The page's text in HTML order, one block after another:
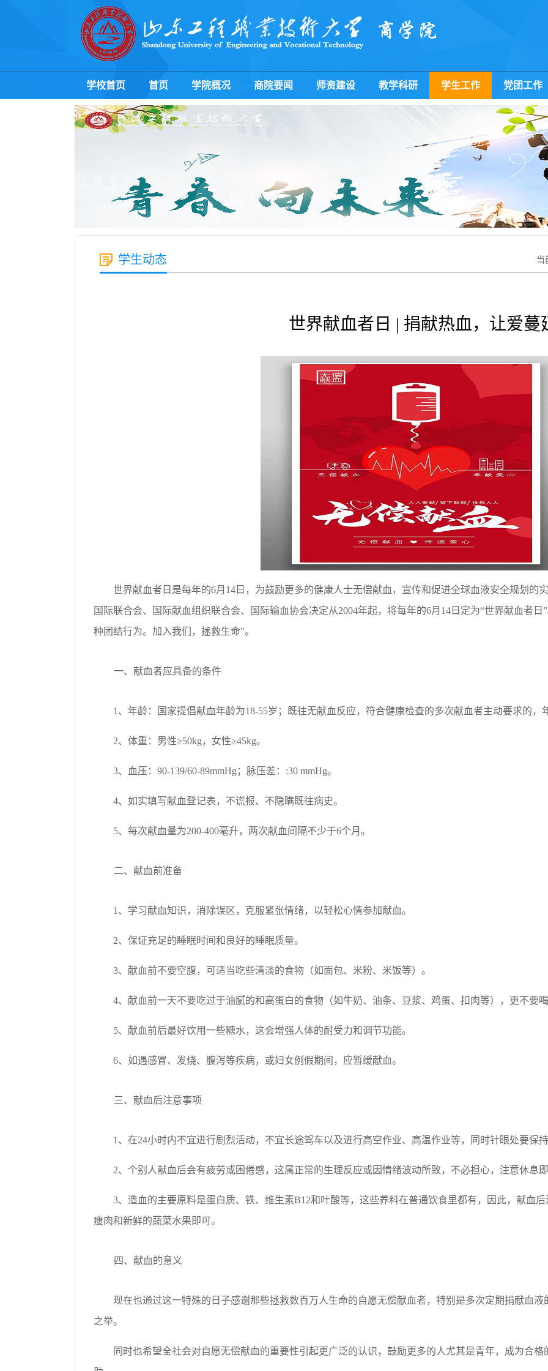
学校首页 首页 学院概况 商院要闻 师资建设 教学科研 学生工作 党团工作
学生动态 当
世界献血者日 | 捐献热血，让爱蔓
世界献血者日是每年的6月14日，为鼓励更多的健康人士无偿献血，宣传和促进全球血液安全规划的
国际联合会、国际献血组织联合会、国际输血协会决定从2004年起，将每年的6月14日定为“世界献血者
种团结行为。加入我们，拯救生命”。
一、献血者应具备的条件
1、年龄：国家提倡献血年龄为18-55岁；既往无献血反应，符合健康检查的多次献血者主动要求的，
2、体重：男性≥50kg，女性≥45kg。
3、血压：90-139/60-89mmHg；脉压差：:30 mmHg。
4、如实填写献血登记表，不谎报、不隐瞒既往病史。
5、每次献血量为200-400毫升，两次献血间隔不少于6个月。
二、献血前准备
1、学习献血知识，消除误区，克服紧张情绪，以轻松心情参加献血。
2、保证充足的睡眠时间和良好的睡眠质量。
3、献血前不要空腹，可适当吃些清淡的食物（如面包、米粉、米饭等）。
4、献血前一天不要吃过于油腻的和高蛋白的食物（如牛奶、油条、豆浆、鸡蛋、扣肉等），更不要
5、献血前后最好饮用一些糖水，这会增强人体的耐受力和调节功能。
6、如遇感冒、发烧、腹泻等疾病，或妇女例假期间，应暂缓献血。
三、献血后注意事项
1、在24小时内不宜进行剧烈活动，不宜长途驾车以及进行高空作业、高温作业等，同时针眼处要保
2、个别人献血后会有疲劳或困倦感，这属正常的生理反应或因情绪波动所致，不必担心，注意休息
3、造血的主要原料是蛋白质、铁、维生素B12和叶酸等，这些养料在普通饮食里都有，因此，献血
瘦肉和新鲜的蔬菜水果即可。
四、献血的意义
现在也通过这一特殊的日子感谢那些拯救数百万人生命的自愿无偿献血者，特别是多次定期捐献血
之举。
同时也希望全社会对自愿无偿献血的重要性引起更广泛的认识，鼓励更多的人尤其是青年，成为合